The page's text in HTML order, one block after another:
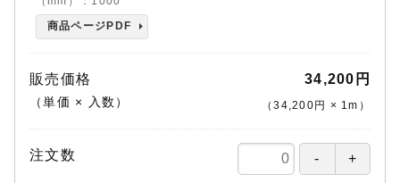
商品ページPDF
販売価格
（単価 × 入数）
34,200円
（34,200円 × 1m ）
注文数